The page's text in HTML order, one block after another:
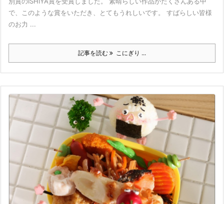
で、このような賞をいただき、とてもうれしいです。 すばらしい皆様
のお力 ...
記事を読む こにぎり ...